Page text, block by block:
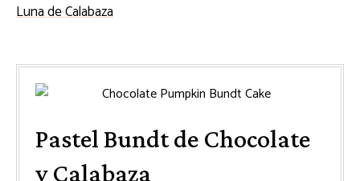
Luna de Calabaza
Pastel Bundt de Chocolate
y Calabaza